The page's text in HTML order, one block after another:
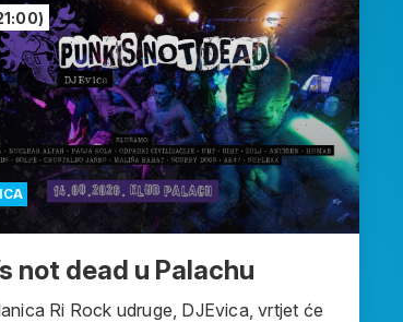
not dead u Palachu
Ri Rock udruge, DJEvica, vrtjet će